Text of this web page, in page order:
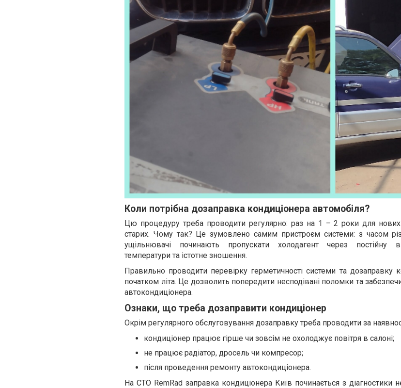
Коли потрібна дозаправка кондиціонера автомобіля?
Цю процедуру треба проводити регулярно: раз на 1 – 2 роки для нових
старих. Чому так? Це зумовлено самим пристроєм системи: з часом
ущільнювачі починають пропускати холодагент через постійну
температури та істотне зношення.
Правильно проводити перевірку герметичності системи та дозаправку
початком літа. Це дозволить попередити несподівані поломки та
автокондиціонера.
Ознаки, що треба дозаправити кондиціонер
Окрім регулярного обслуговування дозаправку треба проводити за
кондиціонер працює гірше чи зовсім не охолоджує повітря в салоні;
не працює радіатор, дросель чи компресор;
після проведення ремонту автокондиціонера.
На СТО RemRad заправка кондиціонера Київ починається з діагностики